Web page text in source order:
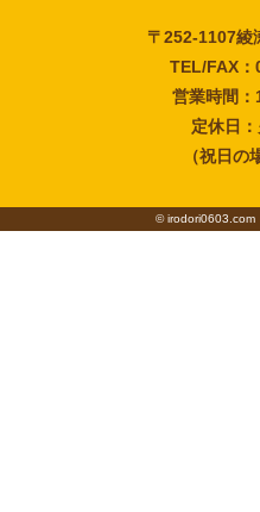
〒252-1107綾
TEL/FAX
営業時間
定休日
（祝日の
©irodori0603.com